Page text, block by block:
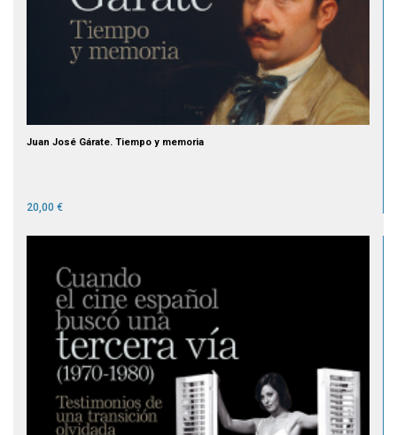
Juan José Gárate. Tiempo y memoria
20,00 €